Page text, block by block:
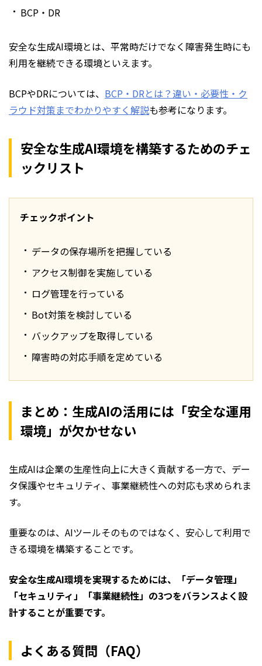
BCP・DR
安全な生成AI環境とは、平常時だけでなく障害発生時にも
利用を継続できる環境といえます。
BCPやDRについては、 BCP・DRとは？違い・必要性・ク
ラウド対策までわかりやすく解説も参考になります。
安全な生成AI環境を構築するためのチェ
ックリスト
チェックポイント
データの保存場所を把握している
アクセス制御を実施している
ログ管理を行っている
Bot対策を検討している
バックアップを取得している
障害時の対応手順を定めている
まとめ：生成AIの活用には「安全な運用
環境」が欠かせない
生成AIは企業の生産性向上に大きく貢献する一方で、デー
タ保護やセキュリティ、事業継続性への対応も求められま
す。
重要なのは、AIツールそのものではなく、安心して利用で
きる環境を構築することです。
安全な生成AI環境を実現するためには、「データ管理」
「セキュリティ」「事業継続性」の3つをバランスよく設
計することが重要です。
よくある質問（FAQ）